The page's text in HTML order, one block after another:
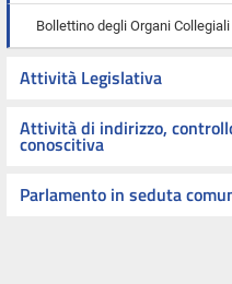
Bollettino degli Organi Collegiali
Attività Legislativa
Attività di indirizzo,
conoscitiva
Parlamento in seduta